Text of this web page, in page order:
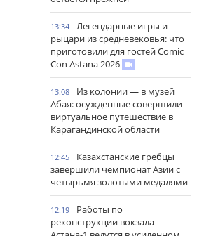
13:34
Легендарные игры и
рыцари из средневековья: что
приготовили для гостей Comic
Con Astana 2026
13:08
Из колонии — в музей
Абая: осужденные совершили
виртуальное путешествие в
Карагандинской области
12:45
Казахстанские гребцы
завершили чемпионат Азии с
четырьмя золотыми медалями
12:19
Работы по
реконструкции вокзала